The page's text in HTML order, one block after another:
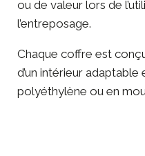
ou de valeur lors de
l’entreposage.
Chaque coffre est
d’un intérieur
polyéthylène ou en